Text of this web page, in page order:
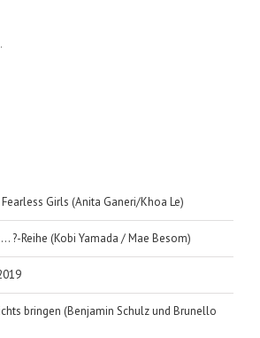
Girls (Anita Ganeri/Khoa Le)
?-Reihe (Kobi Yamada / Mae Besom)
bringen (Benjamin Schulz und Brunello